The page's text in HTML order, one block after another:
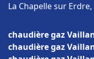
La Chapelle sur
chaudière gaz
chaudière gaz